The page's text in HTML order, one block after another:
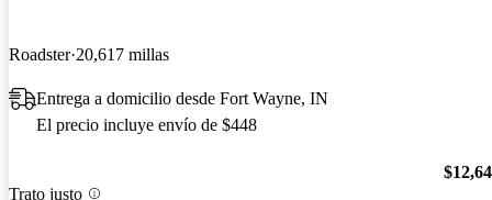
Roadster 20,617 millas
Entrega a domicilio desde Fort Wayne, IN
El precio incluye envío de $448
Trato justo